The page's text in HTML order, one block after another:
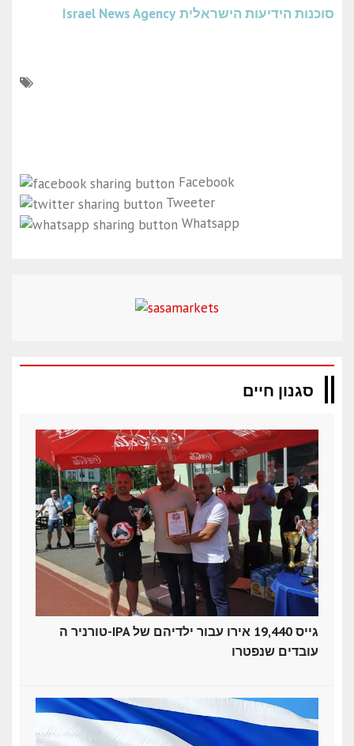
סוכנות הידיעות הישראלית Israel News Agency
Facebook
Tweeter
Whatsapp
סגנון חיים
טורניר ה-IPA גייס 19,440 אירו עבור ילדיהם של
עובדים שנפטרו